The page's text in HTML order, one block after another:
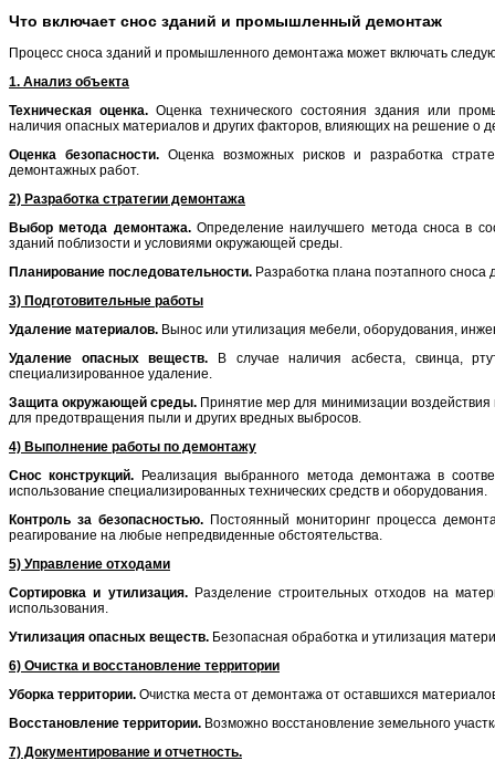
Что включает снос зданий и промышленный демонтаж
Процесс сноса зданий и промышленного демонтажа может включать
1. Анализ объекта
Техническая оценка. Оценка технического состояния здания или
наличия опасных материалов и других факторов, влияющих на решение о
Оценка безопасности.Оценка возможных рисков и разработка
демонтажных работ.
2) Разработка стратегии демонтажа
Выбор метода демонтажа.Определение наилучшего метода сноса в
зданий поблизости и условиями окружающей среды.
Планирование последовательности. Разработка плана поэтапного
3) Подготовительные работы
Удаление материалов. Вынос или утилизация мебели, оборудования,
Удаление опасных веществ. В случае наличия асбеста, свинца,
специализированное удаление.
Защита окружающей среды. Принятие мер для минимизации
для предотвращения пыли и других вредных выбросов.
4) Выполнение работы по демонтажу
Снос конструкций. Реализация выбранного метода демонтажа в
использование специализированных технических средств и оборудования.
Контроль за безопасностью. Постоянный мониторинг процесса
реагирование на любые непредвиденные обстоятельства.
5) Управление отходами
Сортировка и утилизация.Разделение строительных отходов на
использования.
Утилизация опасных веществ. Безопасная обработка и утилизация
6) Очистка и восстановление территории
Уборка территории. Очистка места от демонтажа от оставшихся
Восстановление территории. Возможно восстановление земельного
7) Документирование и отчетность.